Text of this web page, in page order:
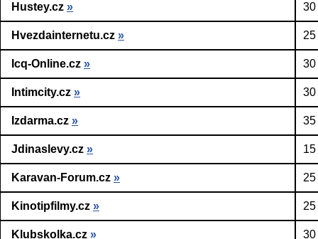
Hustey.cz » 30
Hvezdainternetu.cz »
Icq-Online.cz » 30
Intimcity.cz » 30
Izdarma.cz » 35
Jdinaslevy.cz »
Karavan-Forum.cz »
Kinotipfilmy.cz »
Klubskolka.cz » 30